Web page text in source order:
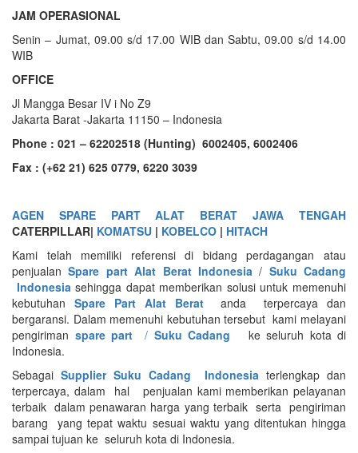
JAM OPERASIONAL
Senin – Jumat, 09.00 s/d 17.00 WIB dan Sabtu, 09.00 s/d 14.00
WIB
OFFICE
Jl Mangga Besar IV i No Z9
Jakarta Barat -Jakarta 11150 – Indonesia
Phone : 021 – 62202518 (Hunting) 6002405, 6002406
Fax : (+62 21) 625 0779, 6220 3039
AGEN SPARE PART ALAT BERAT JAWA TENGAH
CATERPILLAR| KOMATSU | KOBELCO | HITACH
Kami telah memiliki referensi di bidang perdagangan atau
penjualanSpare part Alat Berat Indonesia / Suku Cadang
Indonesia sehingga dapat memberikan solusi untuk memenuhi
kebutuhan Spare Part Alat Berat
anda terpercaya dan
bergaransi. Dalam memenuhi kebutuhan tersebut kami melayani
pengiriman spare part / Suku Cadang
ke seluruh kota di
Indonesia.
Sebagai Supplier Suku Cadang Indonesia terlengkap dan
terpercaya, dalam hal penjualan kami memberikan pelayanan
terbaik dalam penawaran harga yang terbaik serta pengiriman
barang yang tepat waktu sesuai waktu yang ditentukan hingga
sampai tujuan ke seluruh kota di Indonesia.